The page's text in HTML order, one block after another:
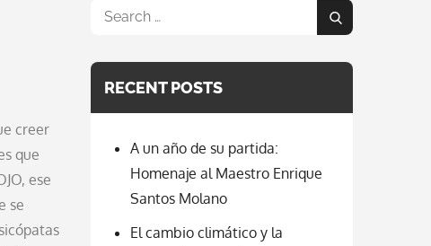
creer
que
ese
se
Search
Search
RECENT POSTS
A un año de su partida:
Homenaje al Maestro Enrique
Santos Molano
El cambio climático y la